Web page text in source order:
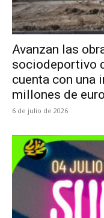
Avanzan las
sociodeportivo
cuenta con una
millones de
6 de julio de 2026